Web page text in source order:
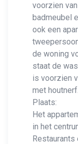
voorzien
badmeubel
ook een
de woning
staat de
is voorzien
met houtnerf.
Plaats:
Het
in het